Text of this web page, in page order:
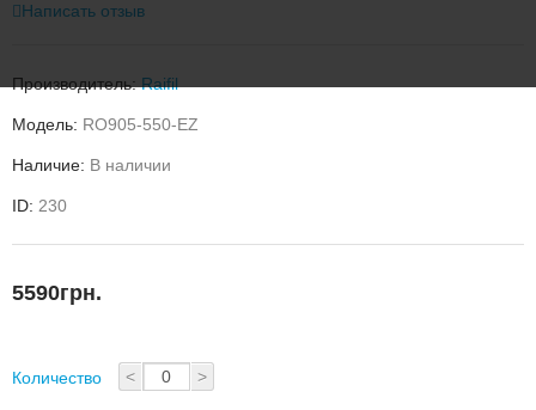
Написать отзыв
Производитель:Raifil
Модель: RO905-550-EZ
Наличие: В наличии
ID: 230
5590грн.
Количество < >